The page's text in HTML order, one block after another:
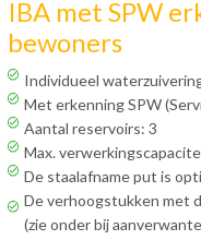
IBA met SPW
bewoners
Individueel
Met erkenning SPW
Aantal reservoirs: 3
Max.
De staalafname put is
De verhoogstukken met
(zie onder bij